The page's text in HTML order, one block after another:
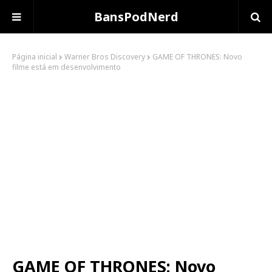
BansPodNerd
Página inicial Warner Bros Discovery
GAME OF THRONES: Novo
filme está em desenvolvimento
GAME OF THRONES: Novo